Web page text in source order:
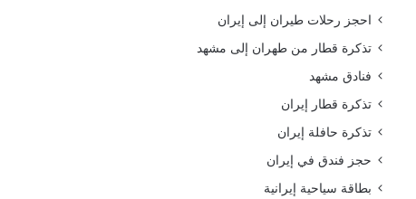
احجز رحلات طيران إلى إيران
تذكرة قطار من طهران إلى مشهد
فنادق مشهد
تذكرة قطار إيران
تذكرة حافلة إيران
حجز فندق في إيران
بطاقة سياحية إيرانية